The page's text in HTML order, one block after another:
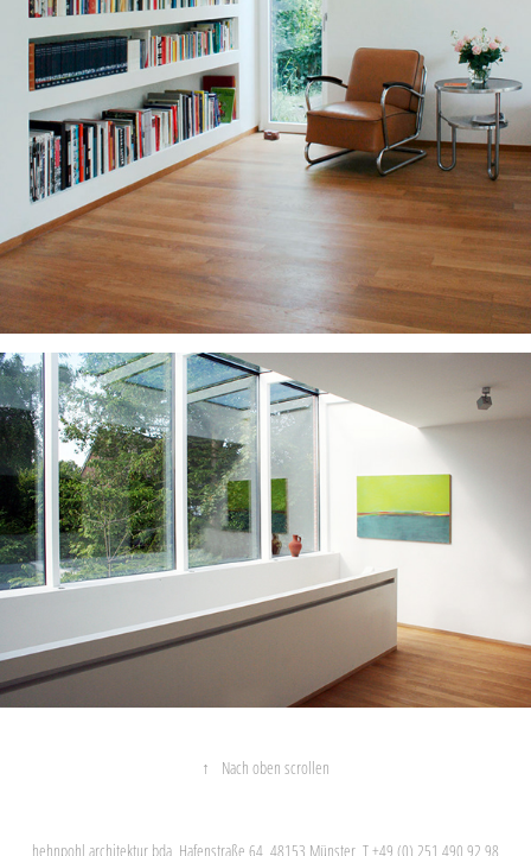
↑ Nach oben scrollen
hehnpohl architektur bda, Hafenstraße 64, 48153 Münster, T +49 (0) 251 490 92 98